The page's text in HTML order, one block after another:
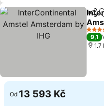
5
9,1
1.7
Od 13 593 Kč